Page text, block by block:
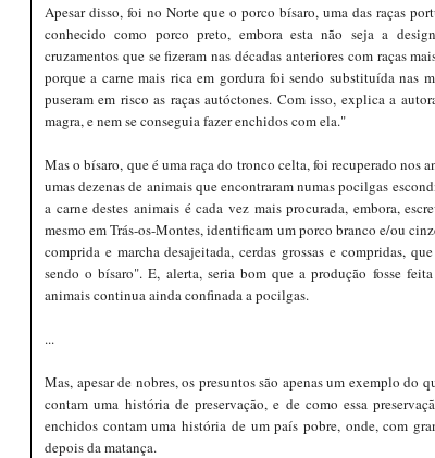
Apesar disso, foi no Norte que o porco bísaro, uma das raças
conhecido como porco preto, embora esta não seja a
cruzamentos que se fizeram nas décadas anteriores com raças
porque a carne mais rica em gordura foi sendo substituída nas
puseram em risco as raças autóctones. Com isso, explica a
magra, e nem se conseguia fazer enchidos com ela."
Mas o bísaro, que é uma raça do tronco celta, foi recuperado nos
umas dezenas de animais que encontraram numas pocilgas
a carne destes animais é cada vez mais procurada, embora,
mesmo em Trás-os-Montes, identificam um porco branco e/ou
comprida e marcha desajeitada, cerdas grossas e compridas,
sendo o bísaro". E, alerta, seria bom que a produção fosse
animais continua ainda confinada a pocilgas.
...
Mas, apesar de nobres, os presuntos são apenas um exemplo do
contam uma história de preservação, e de como essa
enchidos contam uma história de um país pobre, onde, com
depois da matança.